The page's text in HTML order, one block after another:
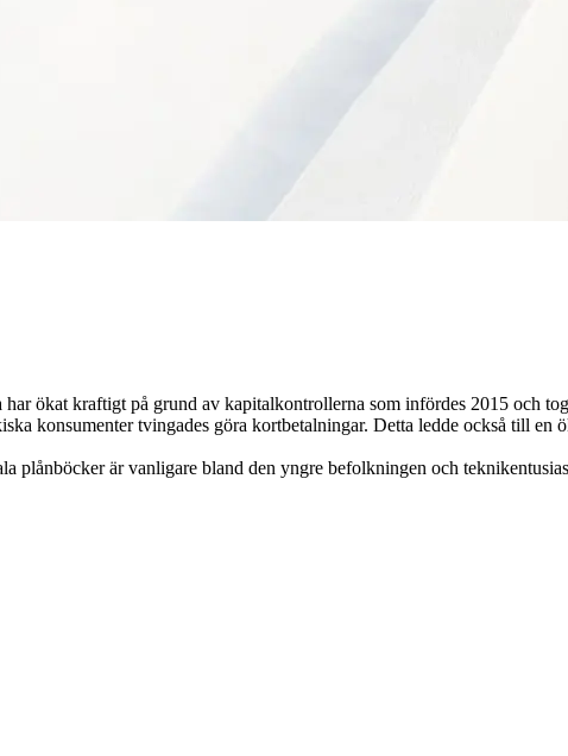
ökat kraftigt på grund av kapitalkontrollerna som infördes 2015 och
konsumenter tvingades göra kortbetalningar. Detta ledde också till en
plånböcker är vanligare bland den yngre befolkningen och